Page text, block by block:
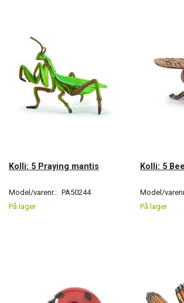
Kolli: 5 Praying mantis
Model/varenr.: PA50244
På lager
Kolli: 5 Bee
Model/
På lager